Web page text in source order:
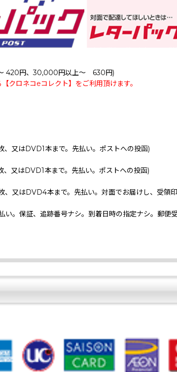
420円、30,000円以上～ 630円)
クロネコeコレクト】をご利用頂けます。
、又はDVD1本まで。先払い。ポストへの投函)
、又はDVD1本まで。先払い。ポストへの投函)
、又はDVD4本まで。先払い。対面でお届けし、受領
い。保証、追跡番号ナシ。到着日時の指定ナシ。郵